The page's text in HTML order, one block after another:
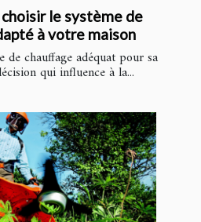
le système de
à votre maison
de chauffage adéquat pour sa
qui influence à la...